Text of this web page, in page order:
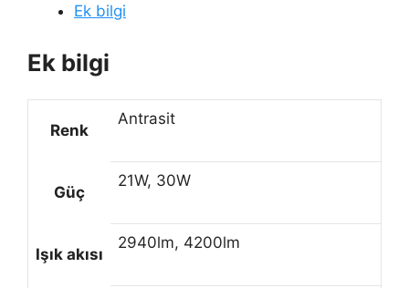
Ek bilgi
Ek bilgi
Renk
Antrasit
Güç
21W, 30W
Işık akısı
2940lm, 4200lm